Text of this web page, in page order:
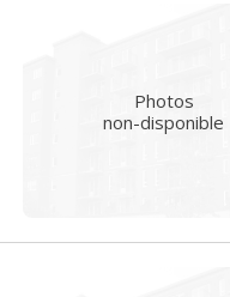
Photos
non-disponible